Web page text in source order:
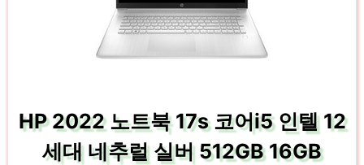
HP 2022 노트북 17s 코어i5 인텔 12
세대 네추럴 실버 512GB 16GB